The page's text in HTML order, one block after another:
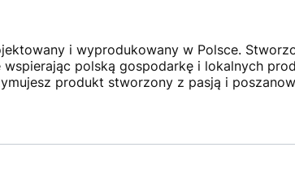
i wyprodukowany w Polsce.
polską gospodarkę i lokalnych
produkt stworzony z pasją i